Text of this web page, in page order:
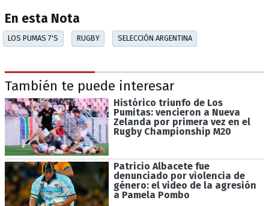
En esta Nota
LOS PUMAS 7'S RUGBY SELECCIÓN ARGENTINA
También te puede interesar
Histórico triunfo de Los
Pumitas: vencieron a Nueva
Zelanda por primera vez en el
Rugby Championship M20
Patricio Albacete fue
denunciado por violencia de
género: el video de la agresión
a Pamela Pombo